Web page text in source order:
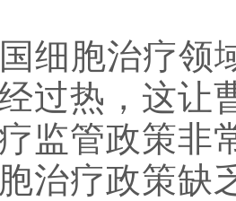
胞治疗领域
过热，这让
监管政策非
治疗政策缺